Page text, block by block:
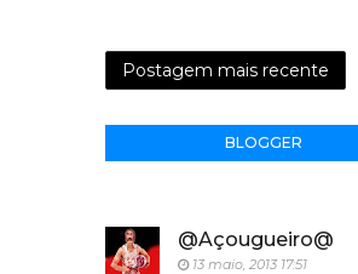
Postagem mais recente
BLOGGER
@Açougueiro@
13 maio, 2013 17:51